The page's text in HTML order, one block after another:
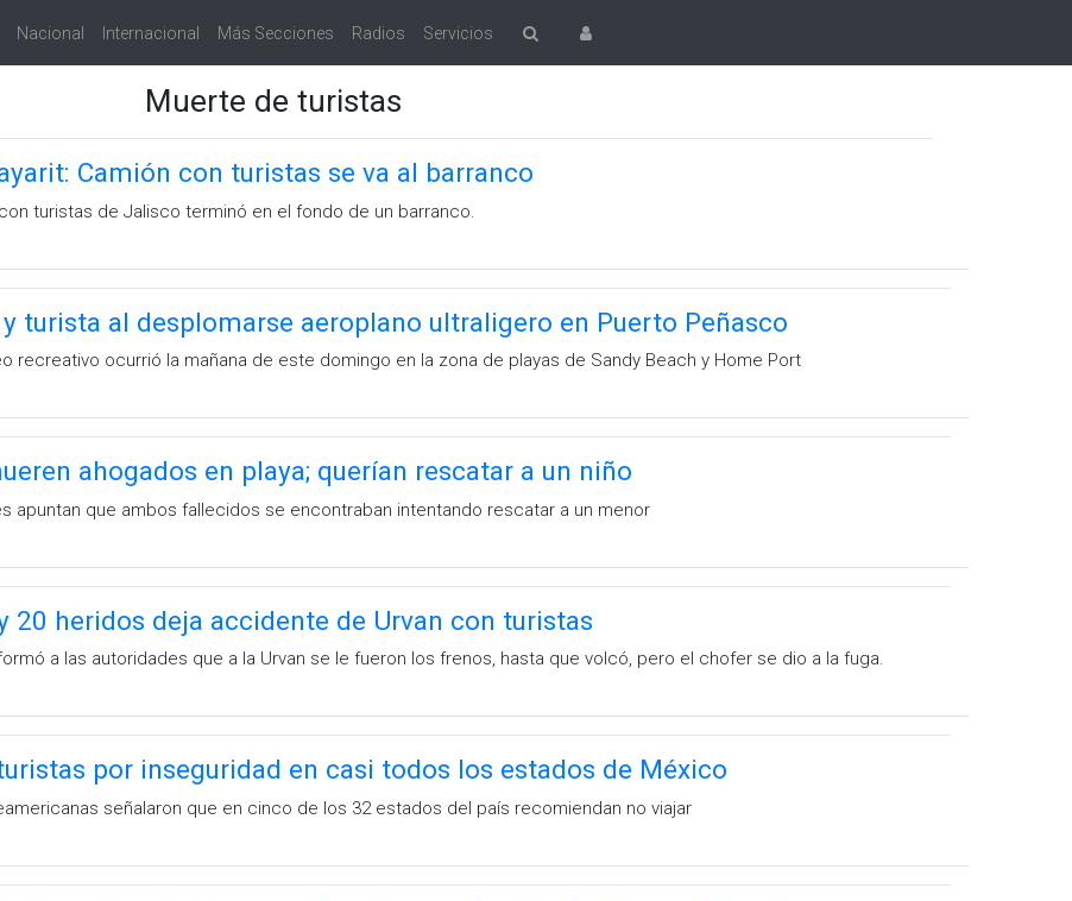
Nacional Internacional Más Secciones Radios Servicios
Muerte de turistas
Camión con turistas se va al barranco
turistas de Jalisco terminó en el fondo de un barranco.
turista al desplomarse aeroplano ultraligero en Puerto Peñasco
recreativo ocurrió la mañana de este domingo en la zona de playas de Sandy Beach y Home Port
ahogados en playa; querían rescatar a un niño
apuntan que ambos fallecidos se encontraban intentando rescatar a un menor
20 heridos deja accidente de Urvan con turistas
a las autoridades que a la Urvan se le fueron los frenos, hasta que volcó, pero el chofer se dio a la fuga.
por inseguridad en casi todos los estados de México
señalaron que en cinco de los 32 estados del país recomiendan no viajar